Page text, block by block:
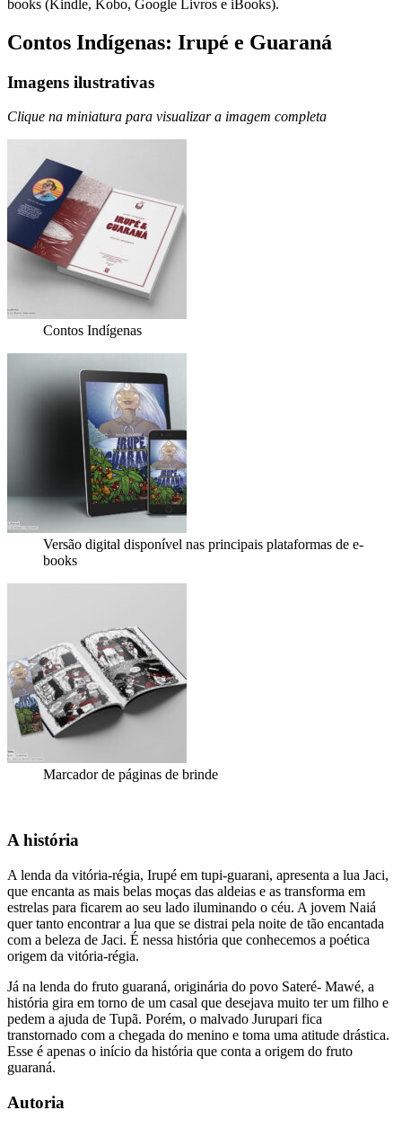
books (Kindle, Kobo, Google Livros e iBooks).
Contos Indígenas: Irupé e Guaraná
Imagens ilustrativas
Clique na miniatura para visualizar a imagem completa
Contos Indígenas
Versão digital disponível nas principais plataformas de e-
books
Marcador de páginas de brinde
A história
A lenda da vitória-régia, Irupé em tupi-guarani, apresenta a lua Jaci,
que encanta as mais belas moças das aldeias e as transforma em
estrelas para ficarem ao seu lado iluminando o céu. A jovem Naiá
quer tanto encontrar a lua que se distrai pela noite de tão encantada
com a beleza de Jaci. É nessa história que conhecemos a poética
origem da vitória-régia.
Já na lenda do fruto guaraná, originária do povo Sateré- Mawé, a
história gira em torno de um casal que desejava muito ter um filho e
pedem a ajuda de Tupã. Porém, o malvado Jurupari fica
transtornado com a chegada do menino e toma uma atitude drástica.
Esse é apenas o início da história que conta a origem do fruto
guaraná.
Autoria